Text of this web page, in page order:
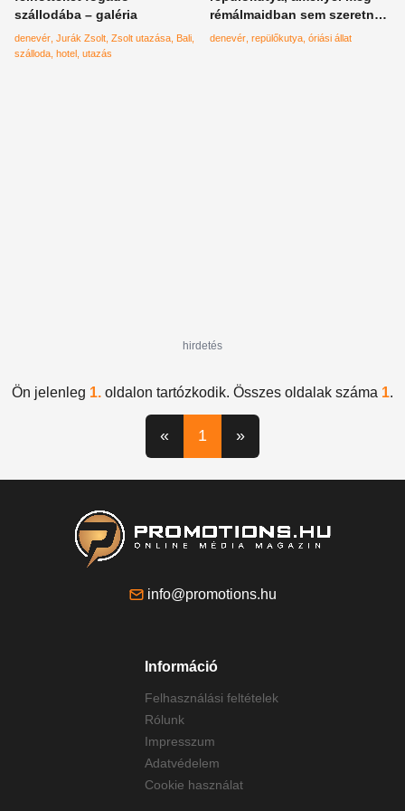
szállodába – galéria
denevér Jurák Zsolt Zsolt utazása Bali
szálloda hotel utazás
rémálmaidban sem szeretnél
találkozni – videó
denevér repülőkutya óriási állat
hirdetés
Ön jelenleg 1. oldalon tartózkodik. Összes oldalak száma 1.
« 1 »
info@promotions.hu
Információ
Felhasználási feltételek
Rólunk
Impresszum
Adatvédelem
Cookie használat